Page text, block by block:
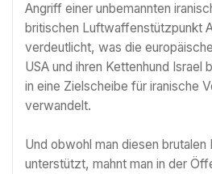
Angriff einer unbemannten
britischen Luftwaffenstützpunkt
verdeutlicht, was die
USA und ihren Kettenhund Israel
in eine Zielscheibe für iranische
verwandelt.
Und obwohl man diesen
unterstützt, mahnt man in der